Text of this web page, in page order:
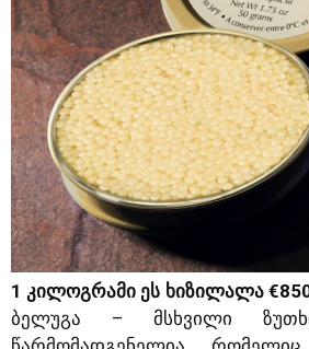
1 კილოგრამი ეს ხიზილალა
ბელუგა – მსხვილი